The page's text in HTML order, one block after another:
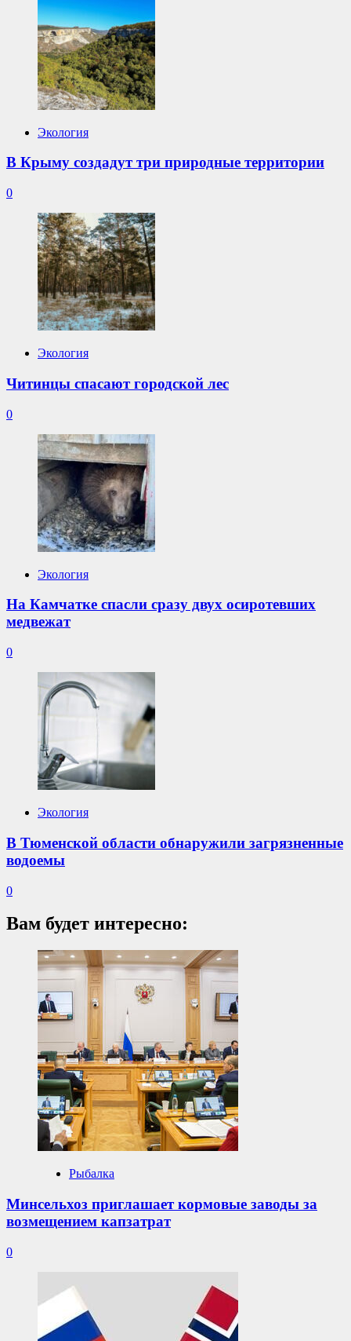
Экология
В Крыму создадут три природные территории
0
Экология
Читинцы спасают городской лес
0
Экология
На Камчатке спасли сразу двух осиротевших
медвежат
0
Экология
В Тюменской области обнаружили загрязненные
водоемы
0
Вам будет интересно:
Рыбалка
Минсельхоз приглашает кормовые заводы за
возмещением капзатрат
0